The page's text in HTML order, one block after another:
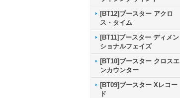
[BT12]ブースター アクロ
ス・タイム
[BT11]ブースター ディメン
ショナルフェイズ
[BT10]ブースター クロスエ
ンカウンター
[BT09]ブースター Xレコー
ド